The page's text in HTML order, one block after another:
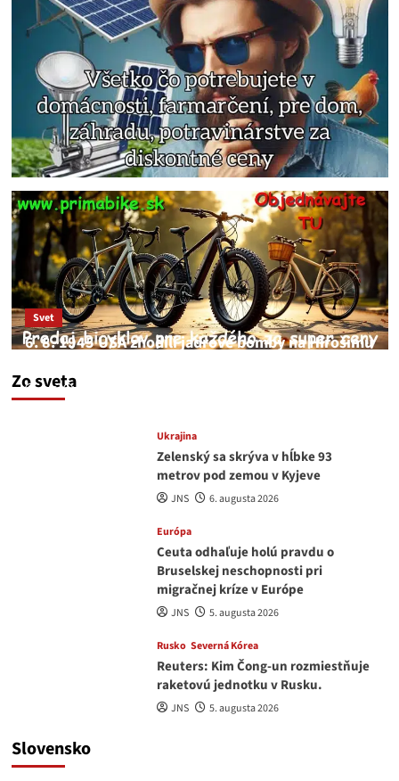
Zo sveta
Svet
6. 8. 1945 USA zhodili jadrové bomby na Hirošimu
JNS
Ukrajina
Zelenský sa skrýva v hĺbke 93
metrov pod zemou v Kyjeve
JNS 6. augusta 2026
Európa
Ceuta odhaľuje holú pravdu o
Bruselskej neschopnosti pri
migračnej kríze v Európe
JNS 5. augusta 2026
Rusko Severná Kórea
Reuters: Kim Čong-un rozmiestňuje
raketovú jednotku v Rusku.
JNS 5. augusta 2026
Slovensko